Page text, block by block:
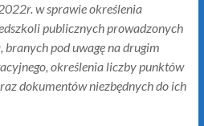
w sprawie określenia
publicznych prowadzonych
branych pod uwagę na drugim
określenia liczby punktów
dokumentów niezbędnych do ich